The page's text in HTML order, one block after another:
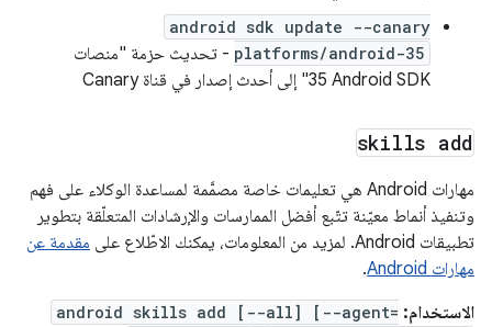
android sdk update --canary
platforms/android-35 - تحديث حزمة "منصات
Android SDK‏ 35" إلى أحدث إصدار في قناة Canary
skills add
مهارات Android هي تعليمات خاصة مصمَّمة لمساعدة الوكلاء على فهم
وتنفيذ أنماط معيّنة تتّبع أفضل الممارسات والإرشادات المتعلّقة بتطوير
تطبيقات Android. لمزيد من المعلومات، يمكنك الاطّلاع على
مقدمة عن
مهارات Android
.
الاستخدام: android skills add [--all] [--agent=